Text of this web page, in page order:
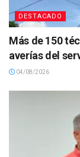
DESTACADO
Más de 150
averías del
04/08/2026